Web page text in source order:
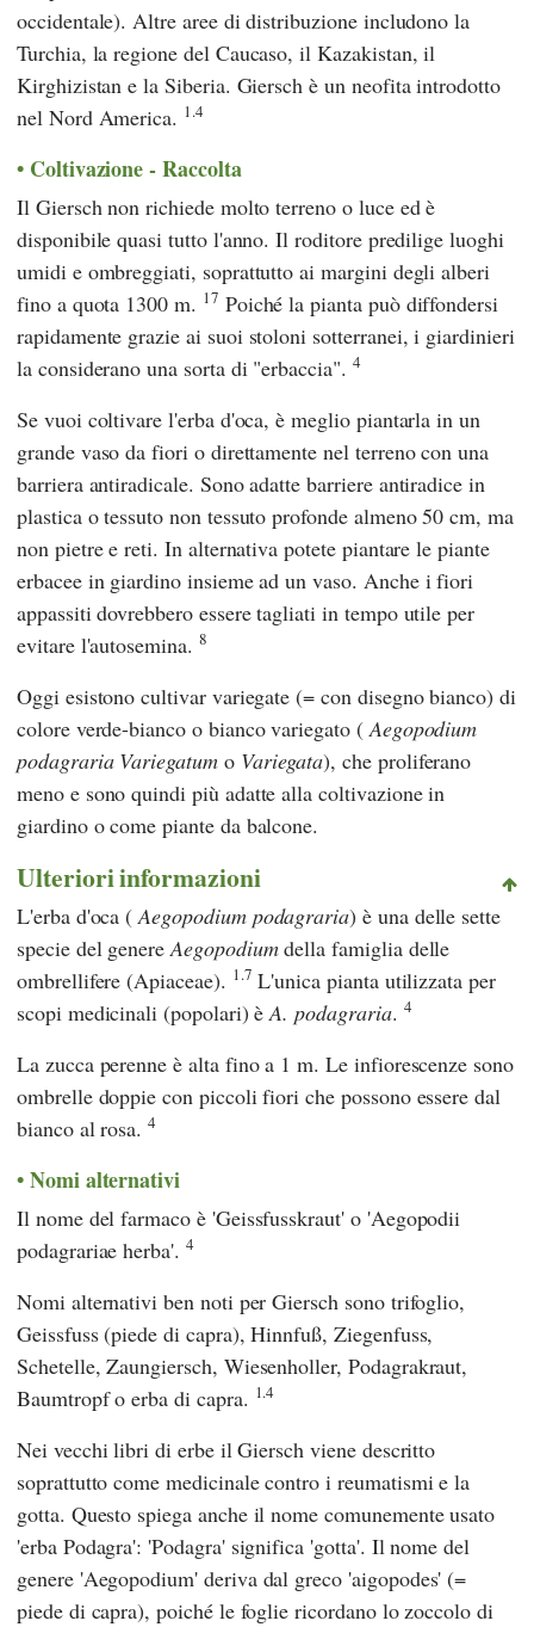
occidentale). Altre aree di distribuzione includono la
Turchia, la regione del Caucaso, il Kazakistan, il
Kirghizistan e la Siberia. Giersch è un neofita introdotto
nel Nord America. 1.4
Coltivazione - Raccolta
Il Giersch non richiede molto terreno o luce ed è
disponibile quasi tutto l'anno. Il roditore predilige luoghi
umidi e ombreggiati, soprattutto ai margini degli alberi
fino a quota 1300 m. 17 Poiché la pianta può diffondersi
rapidamente grazie ai suoi stoloni sotterranei, i giardinieri
la considerano una sorta di "erbaccia". 4
Se vuoi coltivare l'erba d'oca, è meglio piantarla in un
grande vaso da fiori o direttamente nel terreno con una
barriera antiradicale. Sono adatte barriere antiradice in
plastica o tessuto non tessuto profonde almeno 50 cm, ma
non pietre e reti. In alternativa potete piantare le piante
erbacee in giardino insieme ad un vaso. Anche i fiori
appassiti dovrebbero essere tagliati in tempo utile per
evitare l'autosemina. 8
Oggi esistono cultivar variegate (= con disegno bianco) di
colore verde-bianco o bianco variegato (Aegopodium
podagraria Variegatumo Variegata), che proliferano
meno e sono quindi più adatte alla coltivazione in
giardino o come piante da balcone.
Ulteriori informazioni
L'erba d'oca (Aegopodium podagraria) è una delle sette
specie del genereAegopodiumdella famiglia delle
ombrellifere (Apiaceae). 1.7 L'unica pianta utilizzata per
scopi medicinali (popolari) èA. podagraria. 4
La zucca perenne è alta fino a 1 m. Le infiorescenze sono
ombrelle doppie con piccoli fiori che possono essere dal
bianco al rosa.4
Nomi alternativi
Il nome del farmaco è 'Geissfusskraut' o 'Aegopodii
podagrariae herba'. 4
Nomi alternativi ben noti per Giersch sono trifoglio,
Geissfuss (piede di capra), Hinnfuß, Ziegenfuss,
Schetelle, Zaungiersch, Wiesenholler, Podagrakraut,
Baumtropf o erba di capra. 1.4
Nei vecchi libri di erbe il Giersch viene descritto
soprattutto come medicinale contro i reumatismi e la
gotta. Questo spiega anche il nome comunemente usato
'erba Podagra': 'Podagra' significa 'gotta'. Il nome del
genere 'Aegopodium' deriva dal greco 'aigopodes' (=
piede di capra), poiché le foglie ricordano lo zoccolo di